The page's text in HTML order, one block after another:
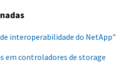
interoperabilidade do NetApp"
em controladores de storage